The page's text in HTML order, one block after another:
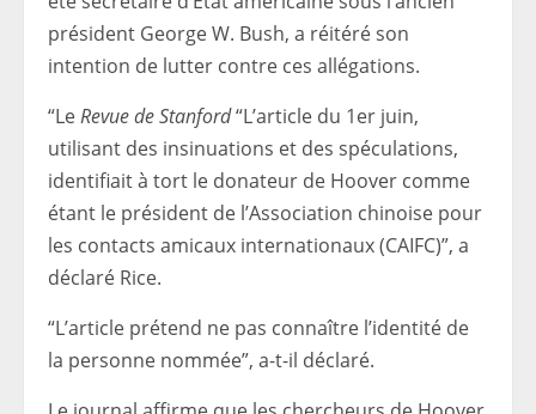
président George W. Bush, a réitéré son
intention de lutter contre ces allégations.
“LeRevue de Stanford“L’article du 1er juin,
utilisant des insinuations et des spéculations,
identifiait à tort le donateur de Hoover comme
étant le président de l’Association chinoise pour
les contacts amicaux internationaux (CAIFC)”, a
déclaré Rice.
“L’article prétend ne pas connaître l’identité de
la personne nommée”, a-t-il déclaré.